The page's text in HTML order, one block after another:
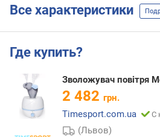
Все характеристики
Где купить?
Зволожувач повітря
2 482 грн.
Timesport.com.ua
С
(Львов)